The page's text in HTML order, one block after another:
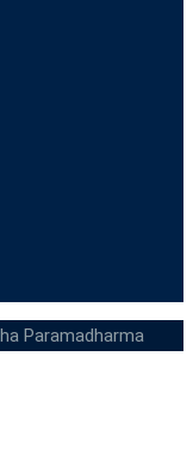
Paramadharma